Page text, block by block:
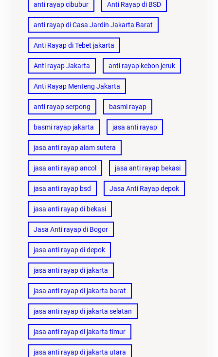
anti rayap cibubur Anti Rayap di BSD
anti rayap di Casa Jardin Jakarta Barat
Anti Rayap di Tebet jakarta
Anti rayap Jakarta anti rayap kebon jeruk
Anti Rayap Menteng Jakarta
anti rayap serpong basmi rayap
basmi rayap jakarta jasa anti rayap
jasa anti rayap alam sutera
jasa anti rayap ancol jasa anti rayap bekasi
jasa anti rayap bsd Jasa Anti Rayap depok
jasa anti rayap di bekasi
Jasa Anti rayap di Bogor
jasa anti rayap di depok
jasa anti rayap di jakarta
jasa anti rayap di jakarta barat
jasa anti rayap di jakarta selatan
jasa anti rayap di jakarta timur
jasa anti rayap di jakarta utara